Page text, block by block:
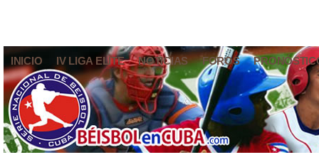
INICIO IV LIGA ELITE NOTICIAS FOROS